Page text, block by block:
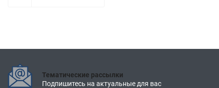
Тематические рассылки
Подпишитесь на актуальные для вас